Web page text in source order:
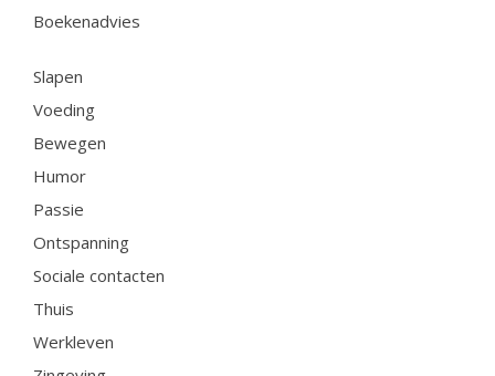
Boekenadvies
Slapen
Voeding
Bewegen
Humor
Passie
Ontspanning
Sociale contacten
Thuis
Werkleven